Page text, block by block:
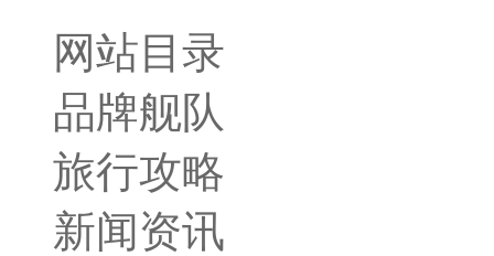
网站目录
品牌舰队
旅行攻略
新闻资讯